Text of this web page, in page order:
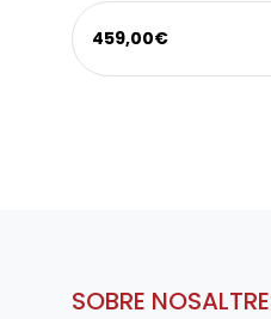
459,00€
SOBRE